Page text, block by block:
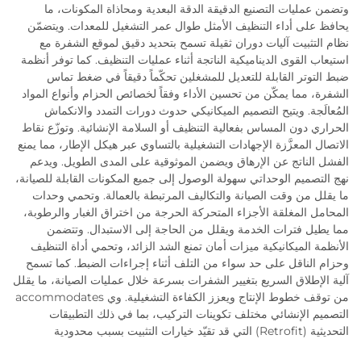
وتضمن عمليات التصنيع الدقيقة الدقة البعدية ومحاذاة المكونات، ما
يحافظ على أداء التنظيف الأمثل طوال عمر التشغيل للمعدات. ويتضمّن
نظام التثبيت آليات دوران ثقيلة تسمح بتحديد دقيق لموقع الشفرة مع
استيعاب القوى الديناميكية الناتجة أثناء عمليات التنظيف. كما توفر أنظمة
ضبط التوتر القابلة للتعديل للمشغلين تحكّماً دقيقاً في ضغط تماس
الشفرة، مما يمكّن من تحسين الأداء وفقاً لخصائص الحزام وأنواع المواد
المُعالَجة. ويتيح التصميم الميكانيكي حدوث دورات التمدد والانكماش
الحراري دون المساس بفعالية التنظيف أو السلامة الإنشائية. وتوزّع نقاط
الاتصال المعزَّزة الإجهادات التشغيلية بالتساوي عبر هيكل الإطار، مما يمنع
الفشل الناتج عن الإرهاق ويضمن الموثوقية على المدى الطويل. ويدعم
نهج التصميم الوحداتي سهولة الوصول إلى جميع المكونات القابلة للصيانة،
ما يقلل من وقت الصيانة والتكاليف المرتبطة بالعمالة. وتحمي وحدات
المحامل المغلقة الأجزاء المتحركة الحرجة من اختراق الغبار والرطوبة،
مما يطيل فترات الخدمة ويقلل من الحاجة إلى الاستبدال. وتتضمن
الأنظمة الميكانيكية ميزات أمان تمنع الشد الزائد، وتحمي أداة التنظيف
وحزام الناقل على حد سواء من التلف أثناء إجراءات الضبط. كما تسمح
آلية الإطلاق السريع بتغيير الشفرات بسرعة خلال عمليات الصيانة، ما يقلل
من توقف خطوط الإنتاج ويعزز الكفاءة التشغيلية. وي accommodates
التصميم الإنشائي مختلف تكوينات التركيب، بما في ذلك التطبيقات
التحديثية (Retrofit) التي قد تقيّد خيارات التثبيت بسبب محدودية